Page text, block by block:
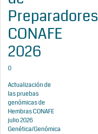
Preparadores
CONAFE
2026
0
Actualización de
las pruebas
genómicas de
Hembras CONAFE
julio 2026
Genética/Genómica